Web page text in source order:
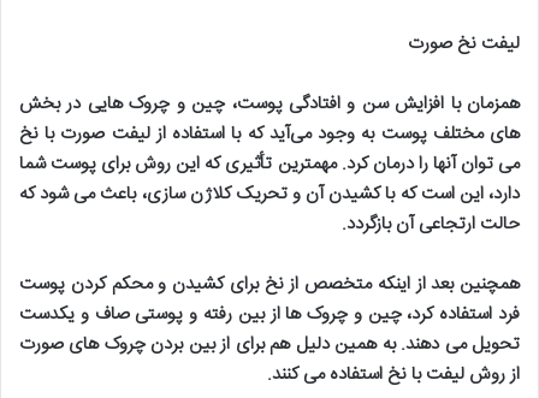
لیفت نخ صورت
همزمان با افزایش سن و افتادگی پوست، چین و چروک هایی در بخش
های مختلف پوست به وجود می‌آید که با استفاده از لیفت صورت با نخ
می توان آنها را درمان کرد.مهمترین تأثیری که این روش برای پوست شما
دارد، این است که با کشیدن آن و تحریک کلاژن سازی، باعث می شود که
حالت ارتجاعی آن بازگردد.
همچنین بعد از اینکه متخصص از نخ برای کشیدن و محکم کردن پوست
فرد استفاده کرد، چین و چروک ها از بین رفته و پوستی صاف و یکدست
تحویل می دهند. به همین دلیل هم برای از بین بردن چروک های صورت
از روش لیفت با نخ استفاده می کنند.